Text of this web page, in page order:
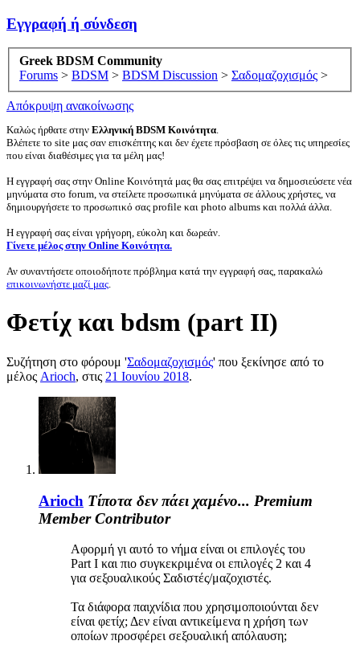
Εγγραφή ή σύνδεση
Greek BDSM Community
Forums > BDSM > BDSM Discussion > Σαδομαζοχισμός >
Απόκρυψη ανακοίνωσης
Καλώς ήρθατε στην Ελληνική BDSM Κοινότητα.
Βλέπετε το site μας σαν επισκέπτης και δεν έχετε πρόσβαση σε όλες τις υπηρεσίες
που είναι διαθέσιμες για τα μέλη μας!
Η εγγραφή σας στην Online Κοινότητά μας θα σας επιτρέψει να δημοσιεύσετε νέα
μηνύματα στο forum, να στείλετε προσωπικά μηνύματα σε άλλους χρήστες, να
δημιουργήσετε το προσωπικό σας profile και photo albums και πολλά άλλα.
Η εγγραφή σας είναι γρήγορη, εύκολη και δωρεάν.
Γίνετε μέλος στην Online Κοινότητα.
Αν συναντήσετε οποιοδήποτε πρόβλημα κατά την εγγραφή σας, παρακαλώ
επικοινωνήστε μαζί μας.
Φετίχ και bdsm (part II)
Συζήτηση στο φόρουμ 'Σαδομαζοχισμός' που ξεκίνησε από το
μέλος Arioch, στις 21 Ιουνίου 2018.
Arioch Τίποτα δεν πάει χαμένο... Premium
Member Contributor
Αφορμή γι αυτό το νήμα είναι οι επιλογές του
Part I και πιο συγκεκριμένα οι επιλογές 2 και 4
για σεξουαλικούς Σαδιστές/μαζοχιστές.
Τα διάφορα παιχνίδια που χρησιμοποιούνται δεν
είναι φετίχ; Δεν είναι αντικείμενα η χρήση των
οποίων προσφέρει σεξουαλική απόλαυση;